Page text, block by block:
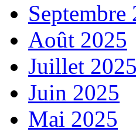
Septembre
Août 2025
Juillet 2025
Juin 2025
Mai 2025